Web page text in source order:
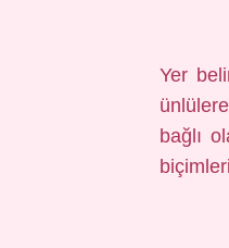
Yer
bağlı